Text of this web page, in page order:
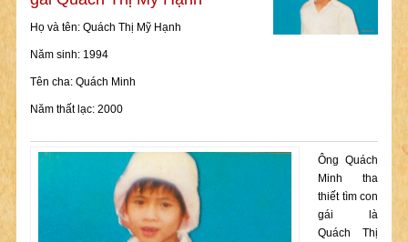
Họ và tên: Quách Thị Mỹ Hạnh
Năm sinh: 1994
Tên cha: Quách Minh
Năm thất lạc: 2000
Ông Quách
Minh tha
thiết tìm con
gái là
Quách Thị